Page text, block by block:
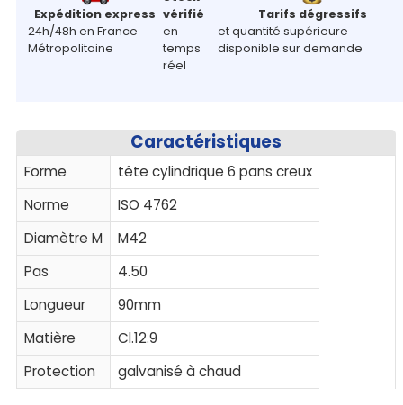
Expédition express
24h/48h en France
Métropolitaine
vérifié
en
temps
réel
Tarifs dégressifs
et quantité supérieure
disponible sur demande
Caractéristiques
Forme
tête cylindrique 6 pans creux
Norme
ISO 4762
Diamètre M
M42
Pas
4.50
Longueur
90mm
Matière
Cl.12.9
Protection
galvanisé à chaud